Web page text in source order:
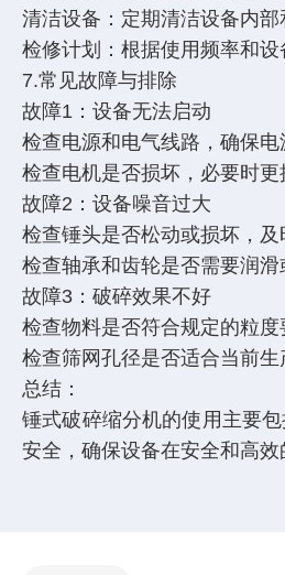
清洁设备：定期清洁设备内
检修计划：根据使用频率和
7.常见故障与排除
故障1：设备无法启动
检查电源和电气线路，确保
检查电机是否损坏，必要时更
故障2：设备噪音过大
检查锤头是否松动或损坏，
检查轴承和齿轮是否需要润滑
故障3：破碎效果不好
检查物料是否符合规定的粒
检查筛网孔径是否适合当前
总结：
锤式破碎缩分机的使用主要
安全，确保设备在安全和高效